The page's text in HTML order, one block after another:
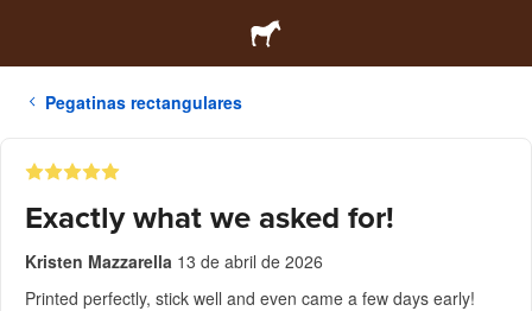
Pegatinas rectangulares
Exactly what we asked for!
Kristen Mazzarella 13 de abril de 2026
Printed perfectly, stick well and even came a few days early!